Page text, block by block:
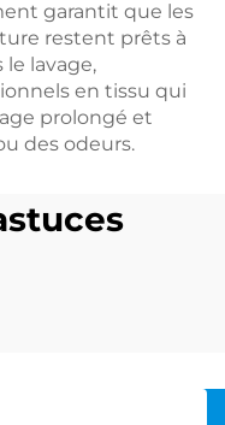
garantit que les
restent prêts à
lavage,
en tissu qui
prolongé et
des odeurs.